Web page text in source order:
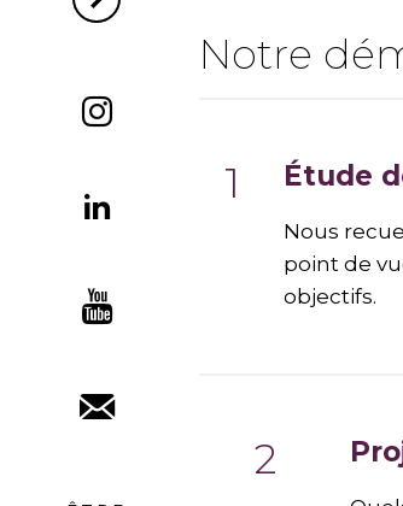
Notre
Étude
Nous
point de
objectifs.